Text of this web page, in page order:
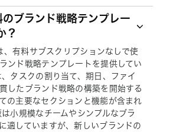
ブランド戦略テンプレー
？
有料サブスクリプションなしで使
ンド戦略テンプレートを提供してい
タスクの割り当て、期日、ファイ
したブランド戦略の構築を開始する
の主要なセクションと機能が含まれ
小規模なチームやシンプルなブラ
適していますが、新しいブランドの